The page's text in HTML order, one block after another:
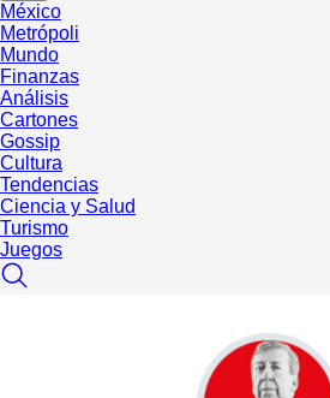
México
Metrópoli
Mundo
Finanzas
Análisis
Cartones
Gossip
Cultura
Tendencias
Ciencia y Salud
Turismo
Juegos